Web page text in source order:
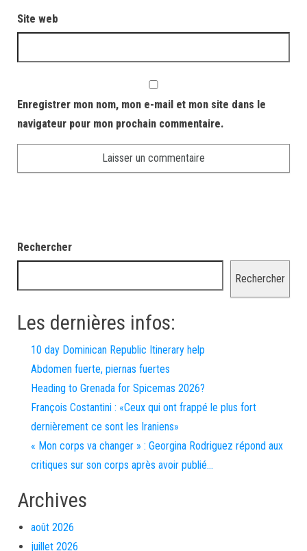
Site web
Enregistrer mon nom, mon e-mail et mon site dans le
navigateur pour mon prochain commentaire.
Rechercher
Rechercher
Les dernières infos:
10 day Dominican Republic Itinerary help
Abdomen fuerte, piernas fuertes
Heading to Grenada for Spicemas 2026?
François Costantini : «Ceux qui ont frappé le plus fort
dernièrement ce sont les Iraniens»
« Mon corps va changer » : Georgina Rodriguez répond aux
critiques sur son corps après avoir publié…
Archives
août 2026
juillet 2026